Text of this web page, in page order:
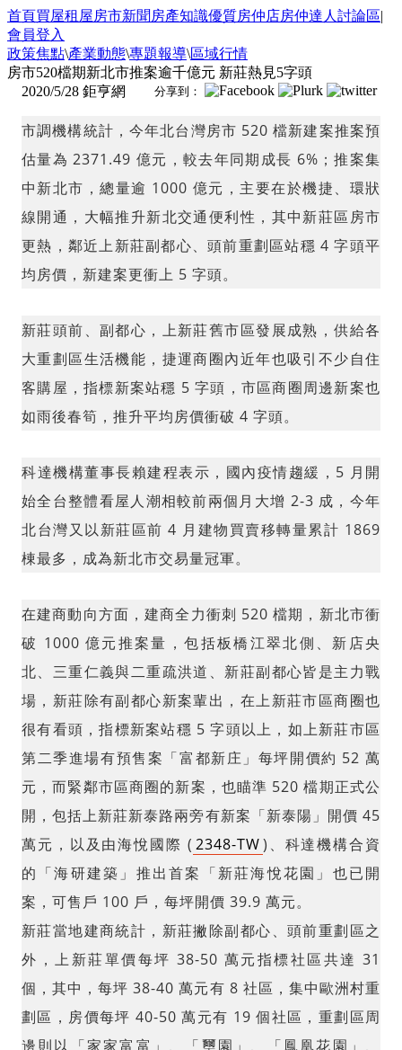
首頁買屋租屋房市新聞 房產知識優質房仲店房仲達人 討論區|
會員登入
政策焦點\產業動態\專題報導\區域行情
房市520檔期新北市推案逾千億元 新莊熱見5字頭
分享到：
2020/5/28 鉅亨網
市調機構統計，今年北台灣房市 520 檔新建案推案預
估量為 2371.49 億元，較去年同期成長 6%；推案集
中新北市，總量逾 1000 億元，主要在於機捷、環狀
線開通，大幅推升新北交通便利性，其中新莊區房市
更熱，鄰近上新莊副都心、頭前重劃區站穩 4 字頭平
均房價，新建案更衝上 5 字頭。
新莊頭前、副都心，上新莊舊市區發展成熟，供給各
大重劃區生活機能，捷運商圈內近年也吸引不少自住
客購屋，指標新案站穩 5 字頭，市區商圈周邊新案也
如雨後春筍，推升平均房價衝破 4 字頭。
科達機構董事長賴建程表示，國內疫情趨緩，5 月開
始全台整體看屋人潮相較前兩個月大增 2-3 成，今年
北台灣又以新莊區前 4 月建物買賣移轉量累計 1869
棟最多，成為新北市交易量冠軍。
在建商動向方面，建商全力衝刺 520 檔期，新北市衝
破 1000 億元推案量，包括板橋江翠北側、新店央
北、三重仁義與二重疏洪道、新莊副都心皆是主力戰
場，新莊除有副都心新案輩出，在上新莊市區商圈也
很有看頭，指標新案站穩 5 字頭以上，如上新莊市區
第二季進場有預售案「富都新庄」每坪開價約 52 萬
元，而緊鄰市區商圈的新案，也瞄準 520 檔期正式公
開，包括上新莊新泰路兩旁有新案「新泰陽」開價 45
萬元，以及由海悅國際 ( 2348-TW)、科達機構合資
的「海研建築」推出首案「新莊海悅花園」也已開
案，可售戶 100 戶，每坪開價 39.9 萬元。
新莊當地建商統計，新莊撇除副都心、頭前重劃區之
外，上新莊單價每坪 38-50 萬元指標社區共達 31
個，其中，每坪 38-40 萬元有 8 社區，集中歐洲村重
劃區，房價每坪 40-50 萬元有 19 個社區，重劃區周
邊則以「家家富富」、「璽園」、「鳳凰花園」、